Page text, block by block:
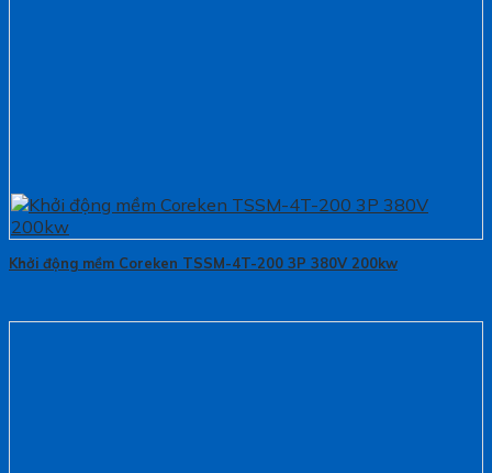
Khởi động mềm Coreken TSSM-4T-200 3P 380V 200kw